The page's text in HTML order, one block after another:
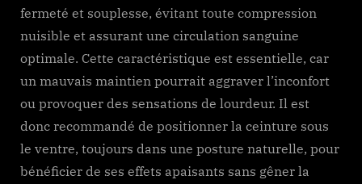
fermeté et souplesse, évitant toute compression
nuisible et assurant une circulation sanguine
optimale. Cette caractéristique est essentielle, car
un mauvais maintien pourrait aggraver l’inconfort
ou provoquer des sensations de lourdeur. Il est
donc recommandé de positionner la ceinture sous
le ventre, toujours dans une posture naturelle, pour
bénéficier de ses effets apaisants sans gêner la